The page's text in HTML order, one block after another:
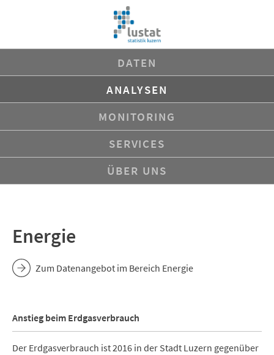
DATEN
ANALYSEN
MONITORING
SERVICES
ÜBER UNS
Energie
Zum Datenangebot im Bereich Energie
Anstieg beim Erdgasverbrauch
Der Erdgasverbrauch ist 2016 in der Stadt Luzern gegenüber